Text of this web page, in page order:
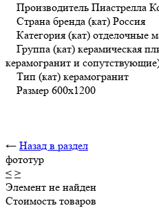
Производитель Пиастрелла
Страна бренда (кат) Россия
Категория (кат) отделочные
Группа (кат) керамическая
керамогранит и
Тип (кат) керамогранит
Размер 600х1200
← Назад в раздел
фототур
< >
Элемент не найден
Стоимость товаров